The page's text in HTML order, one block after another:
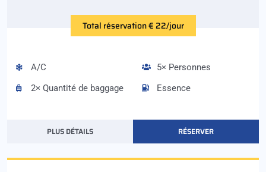
Total réservation € 22/jour
A/C
2× Quantité de baggage
5× Personnes
Essence
PLUS DÉTAILS RÉSERVER